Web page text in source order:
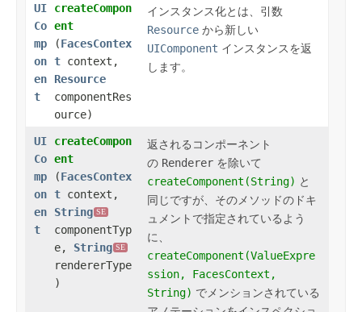
UI
Co
mp
on
en
t
createCompon
ent
(FacesContex
t context,
Resource
componentRes
ource)
インスタンス化とは、引数
Resource から新しい
UIComponent インスタンスを返
します。
UI
Co
mp
on
en
t
createCompon
ent
(FacesContex
t context,
String SE
componentTyp
e, String SE
rendererType
)
返されるコンポーネント
の Renderer を除いて
createComponent(String) と
同じですが、そのメソッドのドキ
ュメントで指定されているよう
に、
createComponent(ValueExpre
ssion, FacesContext,
String) でメンションされている